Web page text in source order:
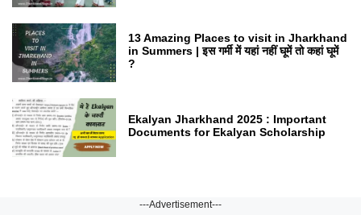
13 Amazing Places to visit in Jharkhand
in Summers | इस गर्मी में यहां नहीं घूमें तो कहां घूमें
?
Ekalyan Jharkhand 2025 : Important
Documents for Ekalyan Scholarship
---Advertisement---